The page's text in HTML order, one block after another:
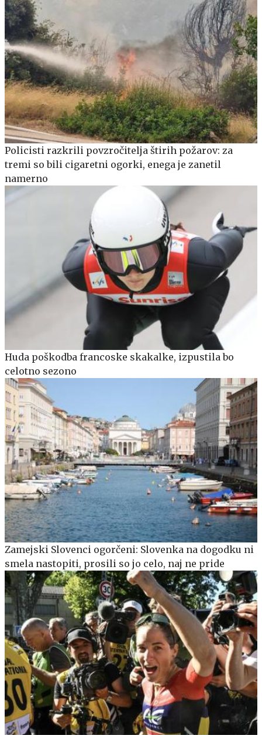
Policisti razkrili povzročitelja štirih požarov: za
tremi so bili cigaretni ogorki, enega je zanetil
namerno
Huda poškodba francoske skakalke, izpustila bo
celotno sezono
Zamejski Slovenci ogorčeni: Slovenka na dogodku ni
smela nastopiti, prosili so jo celo, naj ne pride